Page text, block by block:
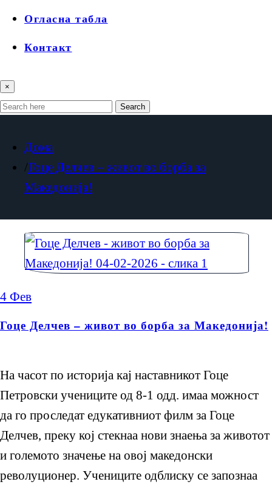
Огласна табла
Контакт
×
Search
Дома
Гоце Делчев – живот во борба за
Македонија!
4 Фев
Гоце Делчев – живот во борба за Македонија!
На часот по историја кај наставникот Гоце
Петровски учениците од 8-1 одд. имаа можност
да го проследат едукативниот филм за Гоце
Делчев, преку кој стекнаа нови знаења за животот
и големото значење на овој македонски
револуционер. Учениците одблиску се запознаа